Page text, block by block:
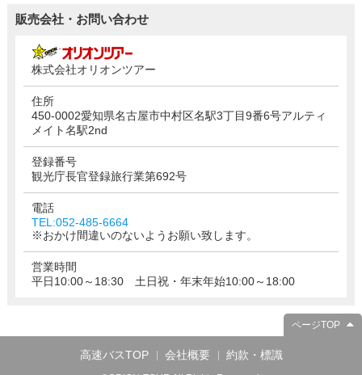
販売会社・お問い合わせ
株式会社オリオンツアー
住所
450-0002愛知県名古屋市中村区名駅3丁目9番6号アルティ
メイト名駅2nd
登録番号
観光庁長官登録旅行業第692号
電話
TEL:052-485-6664
※おかけ間違いのないようお願い致します。
営業時間
平日10:00～18:30 土日祝・年末年始10:00～18:00
ページTOP
高速バスTOP 会社概要 約款・標識